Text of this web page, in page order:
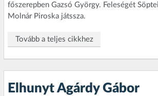
főszerepben Gazsó György. Feleségét
Molnár Piroska játssza.
Tovább a teljes cikkhez
Elhunyt Agárdy Gábor